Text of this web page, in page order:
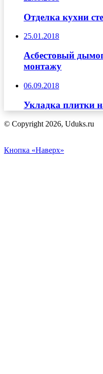
Отделка кухни
25.01.2018
Асбестовый
монтажу
06.09.2018
Укладка плитки
© Copyright 2026, Uduks.ru
Кнопка «Наверх»